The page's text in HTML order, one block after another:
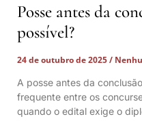
Posse antes da
possível?
24 de outubro de 2025
A posse antes da
frequente entre os
quando o edital exige o